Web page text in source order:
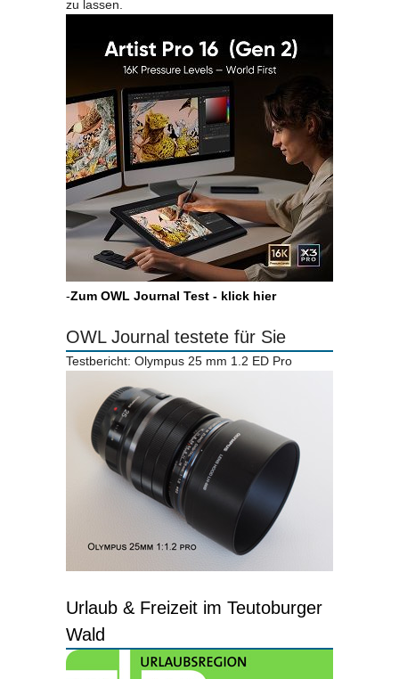
zu lassen.
-Zum OWL Journal Test - klick hier
OWL Journal testete für Sie
Testbericht: Olympus 25 mm 1.2 ED Pro
Urlaub & Freizeit im Teutoburger
Wald